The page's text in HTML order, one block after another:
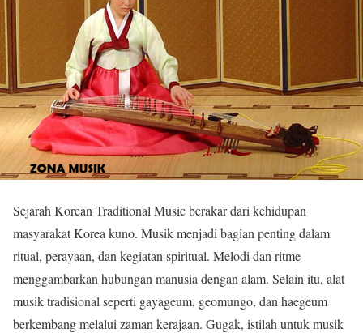
Sejarah Korean Traditional Music berakar dari kehidupan
masyarakat Korea kuno. Musik menjadi bagian penting dalam
ritual, perayaan, dan kegiatan spiritual. Melodi dan ritme
menggambarkan hubungan manusia dengan alam. Selain itu, alat
musik tradisional seperti gayageum, geomungo, dan haegeum
berkembang melalui zaman kerajaan. Gugak, istilah untuk musik